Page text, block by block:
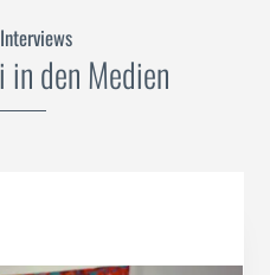
in den Medien